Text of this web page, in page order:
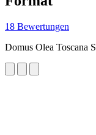
18 Bewertungen
Domus Olea Toscana